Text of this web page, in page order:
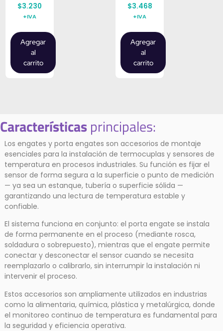
$3.230
+IVA
Agregar
al
carrito
$3.468
+IVA
Agregar
al
carrito
Característicasprincipales:
Los engates y porta engates son accesorios de montaje
esenciales para la instalación de termocuplas y sensores de
temperatura en procesos industriales. Su función es fijar el
sensor de forma segura a la superficie o punto de medición
— ya sea un estanque, tubería o superficie sólida —
garantizando una lectura de temperatura estable y
confiable.
El sistema funciona en conjunto: el porta engate se instala
de forma permanente en el proceso (mediante rosca,
soldadura o sobrepuesto), mientras que el engate permite
conectar y desconectar el sensor cuando se necesita
reemplazarlo o calibrarlo, sin interrumpir la instalación ni
intervenir el proceso.
Estos accesorios son ampliamente utilizados en industrias
como la alimentaria, química, plástica y metalúrgica, donde
el monitoreo continuo de temperatura es fundamental para
la seguridad y eficiencia operativa.